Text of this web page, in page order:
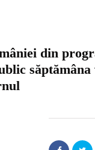
din